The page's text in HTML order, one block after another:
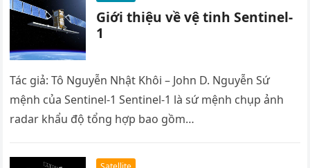
Giới thiệu về vệ tinh Sentinel-
1
Tác giả: Tô Nguyễn Nhật Khôi – John D. Nguyễn Sứ
mệnh của Sentinel-1 Sentinel-1 là sứ mệnh chụp ảnh
radar khẩu độ tổng hợp bao gồm…